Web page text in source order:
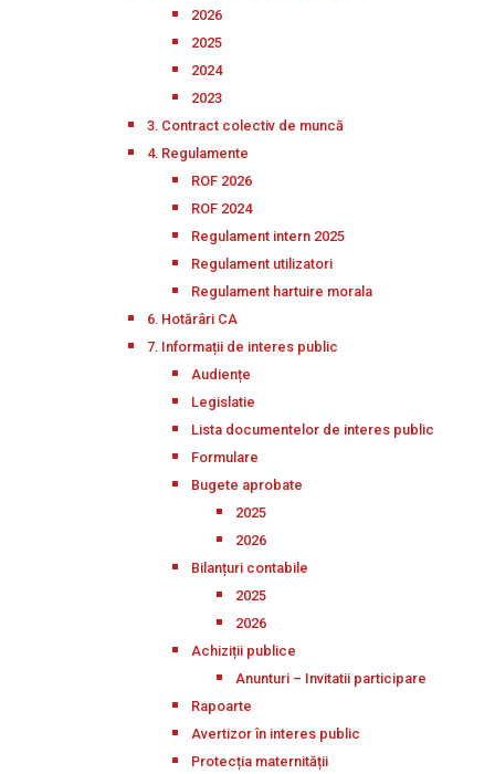
2026
2025
2024
2023
3. Contract colectiv de muncă
4. Regulamente
ROF 2026
ROF 2024
Regulament intern 2025
Regulament utilizatori
Regulament hartuire morala
6. Hotărâri CA
7. Informații de interes public
Audiențe
Legislatie
Lista documentelor de interes public
Formulare
Bugete aprobate
2025
2026
Bilanțuri contabile
2025
2026
Achiziții publice
Anunturi – Invitatii participare
Rapoarte
Avertizor în interes public
Protecția maternității